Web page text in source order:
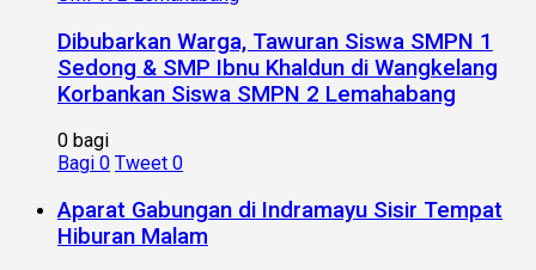
Dibubarkan Warga, Tawuran Siswa SMPN 1
Sedong & SMP Ibnu Khaldun di Wangkelang
Korbankan Siswa SMPN 2 Lemahabang
0 bagi
Bagi 0 Tweet 0
Aparat Gabungan di Indramayu Sisir Tempat
Hiburan Malam